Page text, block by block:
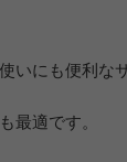
いにも便利な
最適です。